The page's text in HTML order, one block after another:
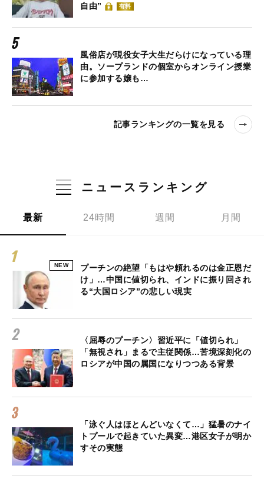
自由”
有料
風俗店が現役女子大生だらけになっている理
由。ソープランドの個室からオンライン授業
に参加する嬢も…
記事ランキングの一覧を見る
ニュースランキング
最新 24時間 週間 月間
NEW
プーチンの絶望「もはや頼れるのは金正恩だ
け」…中国に値切られ、インドに振り回され
る“大国ロシア”の悲しい現実
〈屈辱のプーチン〉習近平に「値切られ」
「無視され」まるで主従関係…苦境深刻化の
ロシアが中国の属国になりつつある背景
「泳ぐ人はほとんどいなくて…」猛暑のナイ
トプールで起きていた異変…港区女子が明か
すその実態